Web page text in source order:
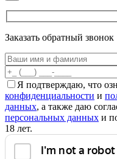
Заказать обратный звонок
Я подтверждаю, что
конфиденциальности и
данных, а также даю
персональных данных и
18 лет.